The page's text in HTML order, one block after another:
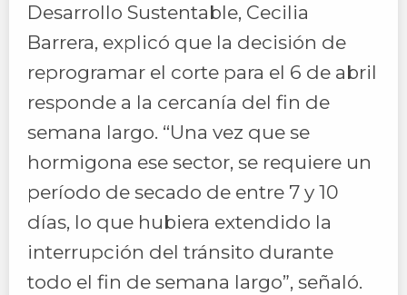
Desarrollo Sustentable, Cecilia
Barrera, explicó que la decisión de
reprogramar el corte para el 6 de abril
responde a la cercanía del fin de
semana largo. “Una vez que se
hormigona ese sector, se requiere un
período de secado de entre 7 y 10
días, lo que hubiera extendido la
interrupción del tránsito durante
todo el fin de semana largo”, señaló.